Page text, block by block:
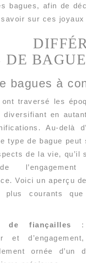
bagues, afin de
savoir sur ces joyaux
DE
bagues à
ont traversé les
diversifiant en
Au-delà
type de bague peut
de la vie, qu’il
de
Voici un aperçu
plus courants que
de fiançailles :
et
ornée d’un